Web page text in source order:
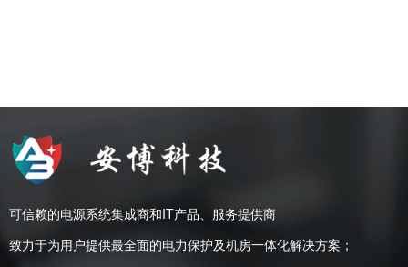
可信赖的电源系统集成商和IT产品、服务提供商
致力于为用户提供最全面的电力保护及机房一体化解决方案；